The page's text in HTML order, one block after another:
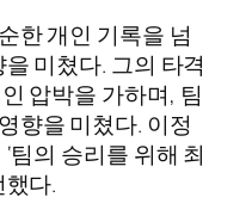
한 개인 기록을 넘
미쳤다. 그의 타격
압박을 가하며, 팀
향을 미쳤다. 이정
팀의 승리를 위해 최
했다.